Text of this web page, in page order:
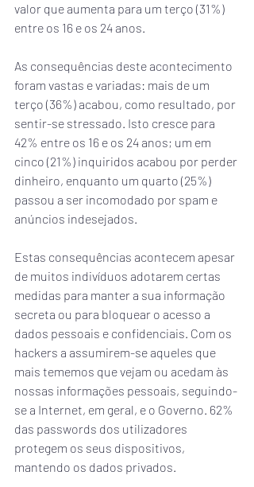
valor que aumenta para um terço (31%)
entre os 16 e os 24 anos.
As consequências deste acontecimento
foram vastas e variadas: mais de um
terço (36%) acabou, como resultado, por
sentir-se stressado. Isto cresce para
42% entre os 16 e os 24 anos; um em
cinco (21%) inquiridos acabou por perder
dinheiro, enquanto um quarto (25%)
passou a ser incomodado por spam e
anúncios indesejados.
Estas consequências acontecem apesar
de muitos indivíduos adotarem certas
medidas para manter a sua informação
secreta ou para bloquear o acesso a
dados pessoais e confidenciais. Com os
hackers a assumirem-se aqueles que
mais tememos que vejam ou acedam às
nossas informações pessoais, seguindo-
se a Internet, em geral, e o Governo. 62%
das passwords dos utilizadores
protegem os seus dispositivos,
mantendo os dados privados.